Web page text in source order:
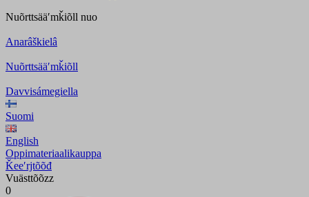
Nuõrttsääʹmǩiõll nuo
Anarâškielâ
Nuõrttsääʹmǩiõll
Davvisámegiella
Suomi
English
Oppimateriaalikauppa
Ǩeeʹrjtõõđ
Vuästtõõzz
0